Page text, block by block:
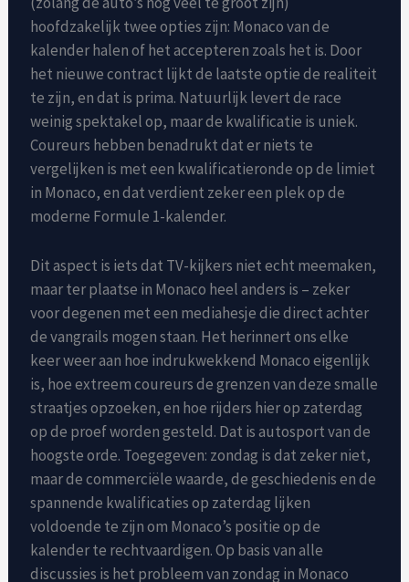
hoofdzakelijk twee opties zijn: Monaco van de
kalender halen of het accepteren zoals het is. Door
het nieuwe contract lijkt de laatste optie de realiteit
te zijn, en dat is prima. Natuurlijk levert de race
weinig spektakel op, maar de kwalificatie is uniek.
Coureurs hebben benadrukt dat er niets te
vergelijken is met een kwalificatieronde op de limiet
in Monaco, en dat verdient zeker een plek op de
moderne Formule 1-kalender.
Dit aspect is iets dat TV-kijkers niet echt meemaken,
maar ter plaatse in Monaco heel anders is – zeker
voor degenen met een mediahesje die direct achter
de vangrails mogen staan. Het herinnert ons elke
keer weer aan hoe indrukwekkend Monaco eigenlijk
is, hoe extreem coureurs de grenzen van deze smalle
straatjes opzoeken, en hoe rijders hier op zaterdag
op de proef worden gesteld. Dat is autosport van de
hoogste orde. Toegegeven: zondag is dat zeker niet,
maar de commerciële waarde, de geschiedenis en de
spannende kwalificaties op zaterdag lijken
voldoende te zijn om Monaco’s positie op de
kalender te rechtvaardigen. Op basis van alle
discussies is het probleem van zondag in Monaco